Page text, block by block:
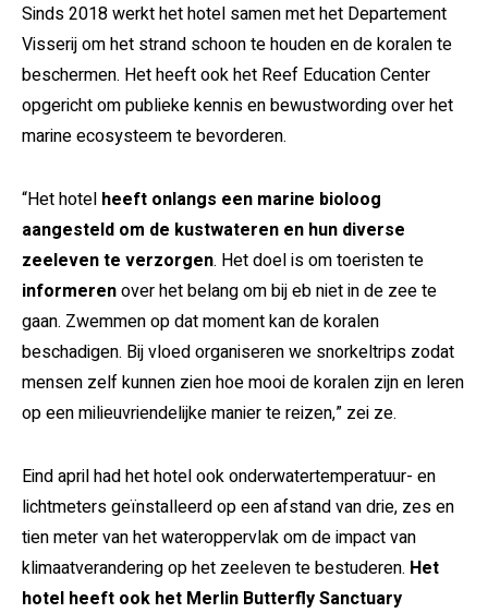
Sinds 2018 werkt het hotel samen met het Departement
Visserij om het strand schoon te houden en de koralen te
beschermen. Het heeft ook het Reef Education Center
opgericht om publieke kennis en bewustwording over het
marine ecosysteem te bevorderen.
“Het hotel heeft onlangs een marine bioloog
aangesteld om de kustwateren en hun diverse
zeeleven te verzorgen. Het doel is om toeristen te
informerenover het belang om bij eb niet in de zee te
gaan. Zwemmen op dat moment kan de koralen
beschadigen. Bij vloed organiseren we snorkeltrips zodat
mensen zelf kunnen zien hoe mooi de koralen zijn en leren
op een milieuvriendelijke manier te reizen,” zei ze.
Eind april had het hotel ook onderwatertemperatuur- en
lichtmeters geïnstalleerd op een afstand van drie, zes en
tien meter van het wateroppervlak om de impact van
klimaatverandering op het zeeleven te bestuderen. Het
hotel heeft ook het Merlin Butterfly Sanctuary